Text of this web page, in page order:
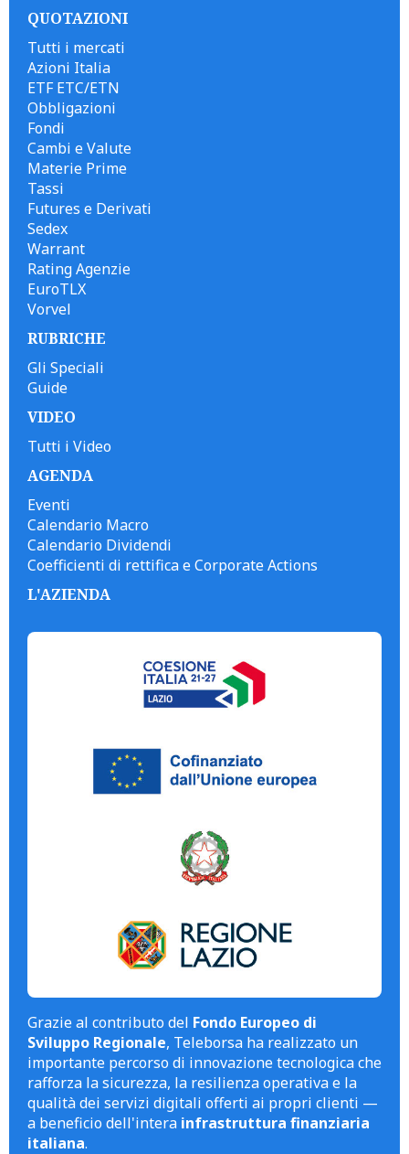
QUOTAZIONI
Tutti i mercati
Azioni Italia
ETF ETC/ETN
Obbligazioni
Fondi
Cambi e Valute
Materie Prime
Tassi
Futures e Derivati
Sedex
Warrant
Rating Agenzie
EuroTLX
Vorvel
RUBRICHE
Gli Speciali
Guide
VIDEO
Tutti i Video
AGENDA
Eventi
Calendario Macro
Calendario Dividendi
Coefficienti di rettifica e Corporate Actions
L'AZIENDA
Grazie al contributo del Fondo Europeo di
Sviluppo Regionale, Teleborsa ha realizzato un
importante percorso di innovazione tecnologica che
rafforza la sicurezza, la resilienza operativa e la
qualità dei servizi digitali offerti ai propri clienti —
a beneficio dell'intera infrastruttura finanziaria
italiana.